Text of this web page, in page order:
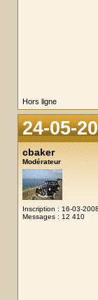
Hors ligne
24-05-
cbaker
Modérateur
Inscription : 16-03-2008
Messages : 12 410